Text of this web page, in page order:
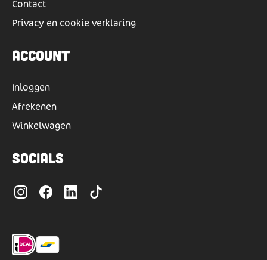
Contact
Privacy en cookie verklaring
Account
Inloggen
Afrekenen
Winkelwagen
Socials